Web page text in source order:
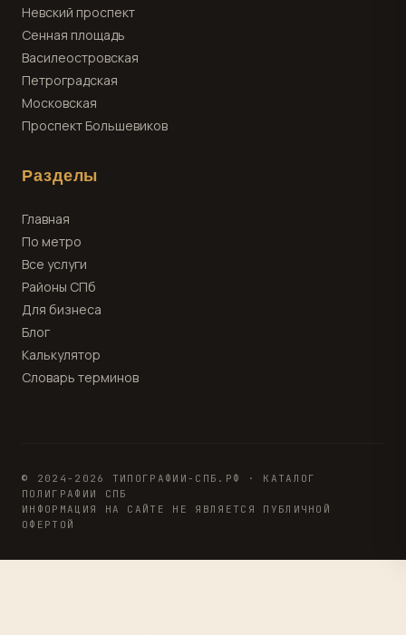
Невский проспект
Сенная площадь
Василеостровская
Петроградская
Московская
Проспект Большевиков
Разделы
Главная
По метро
Все услуги
Районы СПб
Для бизнеса
Блог
Калькулятор
Словарь терминов
© 2024-2026 ТИПОГРАФИИ-СПБ.РФ · КАТАЛОГ
ПОЛИГРАФИИ СПБ
ИНФОРМАЦИЯ НА САЙТЕ НЕ ЯВЛЯЕТСЯ ПУБЛИЧНОЙ
ОФЕРТОЙ